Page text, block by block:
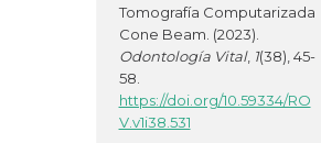
Tomografía Computarizada
Cone Beam. (2023).
Odontología Vital, 1(38), 45-
58.
https://doi.org/10.59334/RO
V.v1i38.531